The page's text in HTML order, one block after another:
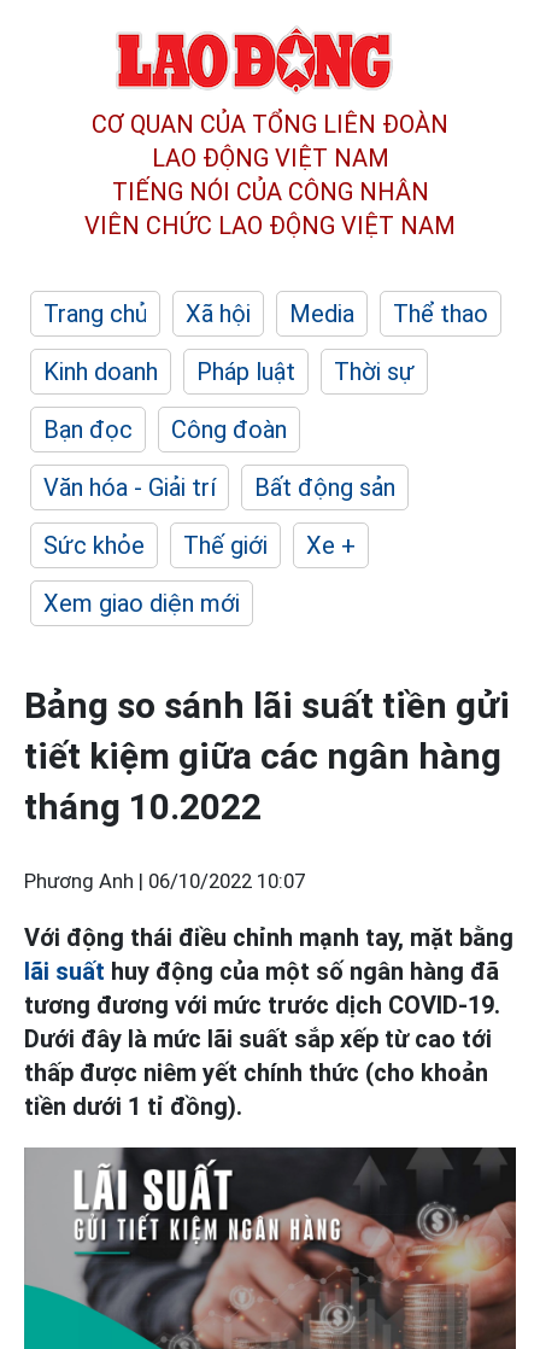
CƠ QUAN CỦA TỔNG LIÊN ĐOÀN
LAO ĐỘNG VIỆT NAM
TIẾNG NÓI CỦA CÔNG NHÂN
VIÊN CHỨC LAO ĐỘNG VIỆT NAM
Trang chủ Xã hội Media
Thể thao
Kinh doanh
Pháp luật
Thời sự
Bạn đọc
Công đoàn
Văn hóa - Giải trí
Bất động sản
Sức khỏe
Thế giới
Xe +
Xem giao diện mới
Bảng so sánh lãi suất tiền gửi
tiết kiệm giữa các ngân hàng
tháng 10.2022
Phương Anh | 06/10/2022 10:07
Với động thái điều chỉnh mạnh tay, mặt bằng
lãi suất huy động của một số ngân hàng đã
tương đương với mức trước dịch COVID-19.
Dưới đây là mức lãi suất sắp xếp từ cao tới
thấp được niêm yết chính thức (cho khoản
tiền dưới 1 tỉ đồng).